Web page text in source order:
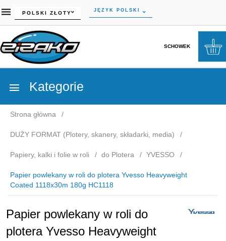
currency_h
POLSKI ZŁOTY JĘZYK POLSKI
SCHOWEK
Kategorie
Strona główna
DUŻY FORMAT (Plotery, skanery, składarki, media)
Papiery, kalki i folie w roli do Plotera YVESSO
Papier powlekany w roli do plotera Yvesso Heavyweight
Coated 1118x30m 180g HC1118
Papier powlekany w roli do
plotera Yvesso Heavyweight